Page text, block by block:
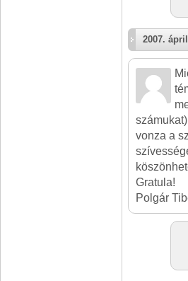
2007.
vonza a
Gratula!
Polgár